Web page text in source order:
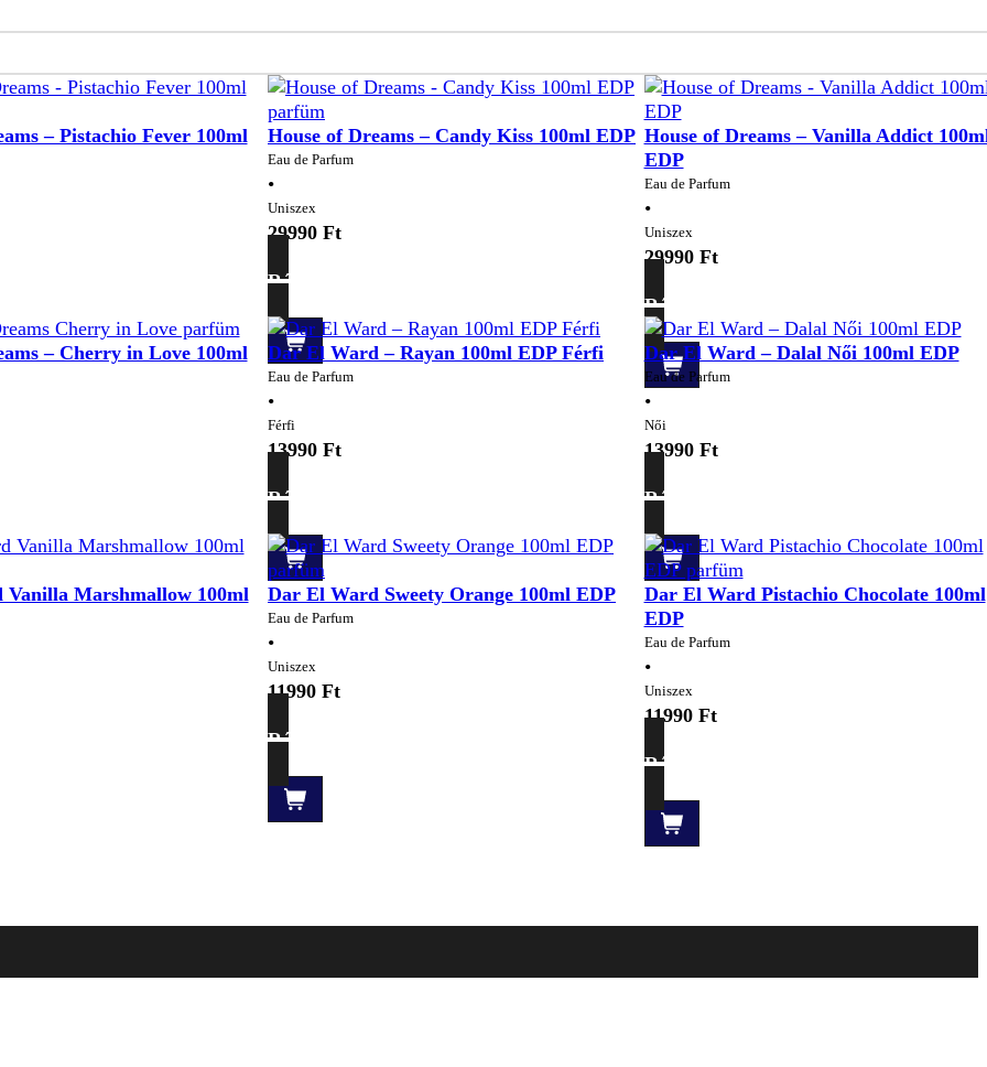
– Pistachio Fever 100ml
House of Dreams – Candy Kiss 100ml EDP
Eau de Parfum
•
Uniszex
29990 Ft
Részletek
House of Dreams – Vanilla Addict
EDP
Eau de Parfum
•
Uniszex
29990 Ft
Részletek
– Cherry in Love 100ml
Dar El Ward – Rayan 100ml EDP Férfi
Eau de Parfum
•
Férfi
13990 Ft
Részletek
Dar El Ward – Dalal Női 100ml EDP
Eau de Parfum
•
Női
13990 Ft
Részletek
Marshmallow 100ml
Dar El Ward Sweety Orange 100ml EDP
Eau de Parfum
•
Uniszex
11990 Ft
Részletek
Dar El Ward Pistachio Chocolate 100ml
EDP
Eau de Parfum
•
Uniszex
11990 Ft
Részletek